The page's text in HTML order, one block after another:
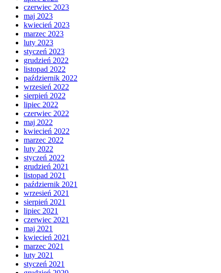
czerwiec 2023
maj 2023
kwiecień 2023
marzec 2023
luty 2023
styczeń 2023
grudzień 2022
listopad 2022
październik 2022
wrzesień 2022
sierpień 2022
lipiec 2022
czerwiec 2022
maj 2022
kwiecień 2022
marzec 2022
luty 2022
styczeń 2022
grudzień 2021
listopad 2021
październik 2021
wrzesień 2021
sierpień 2021
lipiec 2021
czerwiec 2021
maj 2021
kwiecień 2021
marzec 2021
luty 2021
styczeń 2021